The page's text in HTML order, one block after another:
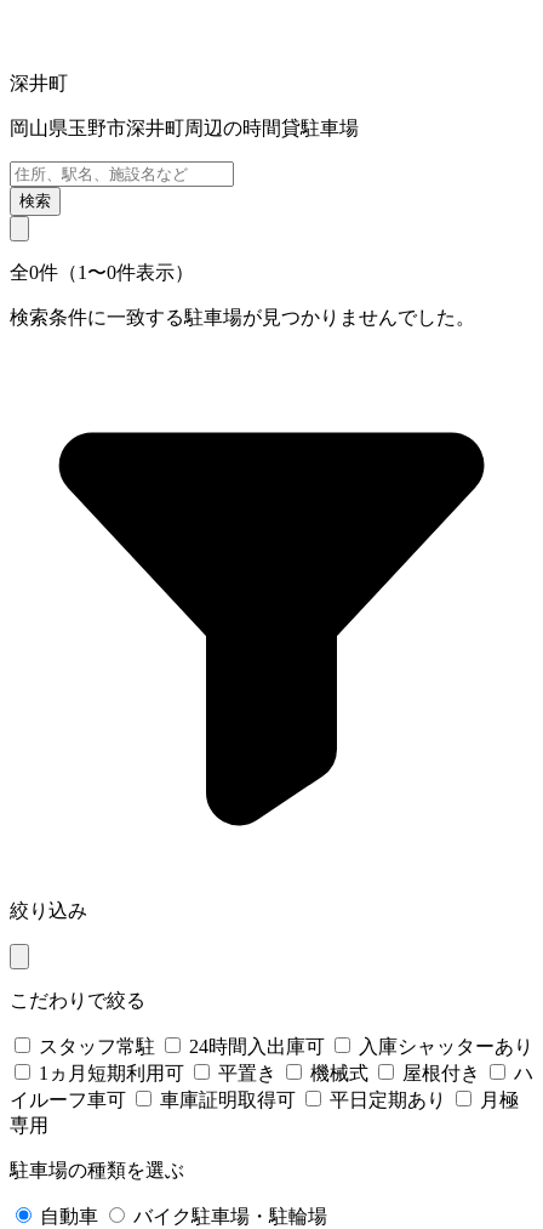
深井町
岡山県玉野市深井町周辺の時間貸駐車場
検索
全0件（1〜0件表示）
検索条件に一致する駐車場が見つかりませんでした。
絞り込み
こだわりで絞る
スタッフ常駐 24時間入出庫可
入庫シャッターあり
1ヵ月短期利用可
平置き 機械式 屋根付き
ハ
イルーフ車可
車庫証明取得可 平日定期あり
月極
専用
駐車場の種類を選ぶ
自動車 バイク駐車場・駐輪場